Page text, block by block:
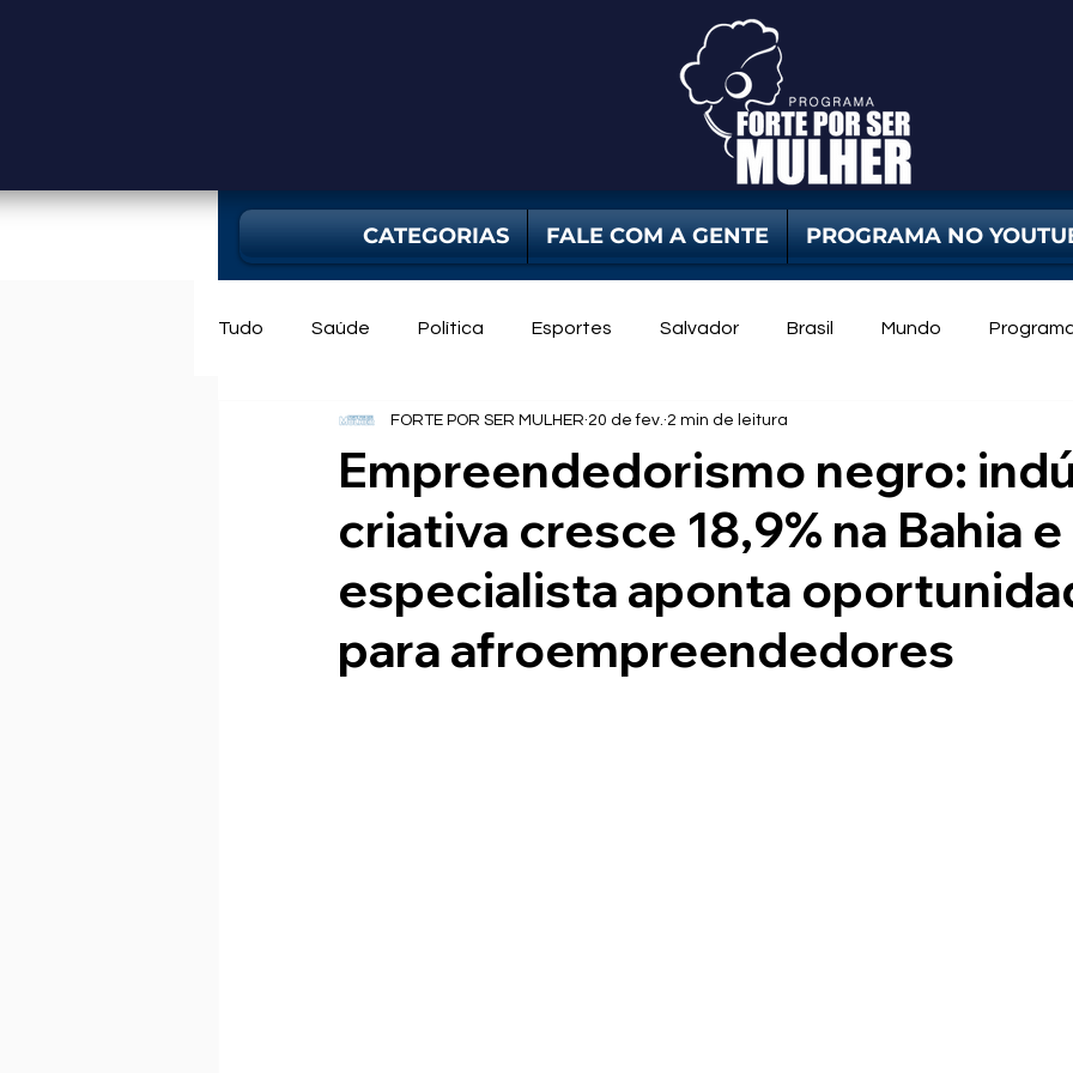
CATEGORIAS FALE COM A GENTE PROGRAMA NO
Tudo Saúde Política Esportes Salvador Brasil Mundo
Mercado Bahia Utilidade Pública Violência Contra Mulher
Empreendedorismo negro:
criativa cresce 18,9% na Bahia e
especialista aponta
para afroempreendedores
FORTE POR SER MULHER 20 de fev. 2 min de leitura